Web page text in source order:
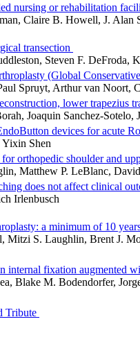
nursing or rehabilitation
Claire B. Howell, J.
transection
Steven F. DeFroda,
(Global
Spruyt, Arthur van Noort,
lower trapezius
Joaquin Sanchez-Sotelo,
devices for acute
Shen
orthopedic shoulder and
Matthew P. LeBlanc,
does not affect clinical
Irlenbusch
a minimum of 10
S. Laughlin, Brent J.
fixation augmented
Blake M. Bodendorfer,
Tribute